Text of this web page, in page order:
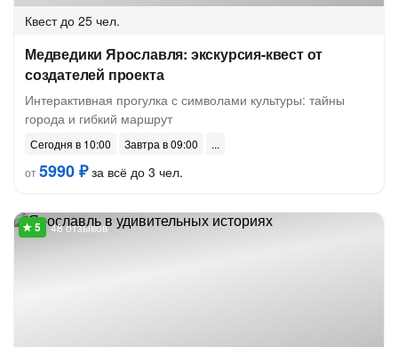
Квест до 25 чел.
Медведики Ярославля: экскурсия-квест от
создателей проекта
Интерактивная прогулка с символами культуры: тайны
города и гибкий маршрут
Сегодня в 10:00
Завтра в 09:00
от5990 ₽за всё до 3 чел.
48 отзывов